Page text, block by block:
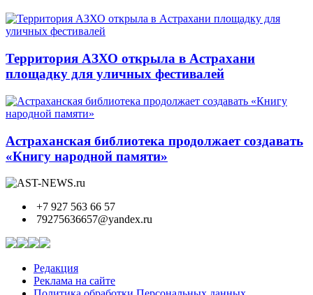
Территория АЗХО открыла в Астрахани
площадку для уличных фестивалей
Астраханская библиотека продолжает создавать
«Книгу народной памяти»
+7 927 563 66 57
79275636657@yandex.ru
Редакция
Реклама на сайте